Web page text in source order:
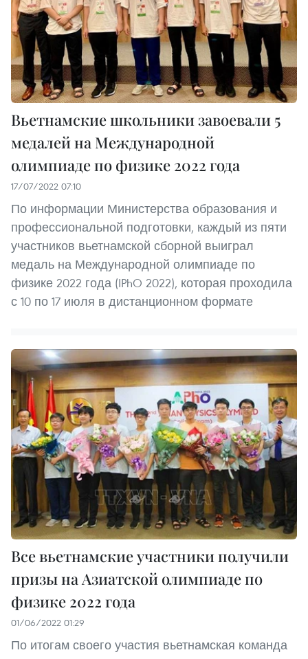
Вьетнамские школьники завоевали 5
медалей на Международной
олимпиаде по физике 2022 года
17/07/2022 07:10
По информации Министерства образования и
профессиональной подготовки, каждый из пяти
участников вьетнамской сборной выиграл
медаль на Международной олимпиаде по
физике 2022 года (IPhO 2022), которая проходила
с 10 по 17 июля в дистанционном формате
Все вьетнамские участники получили
призы на Азиатской олимпиаде по
физике 2022 года
01/06/2022 01:29
По итогам своего участия вьетнамская команда